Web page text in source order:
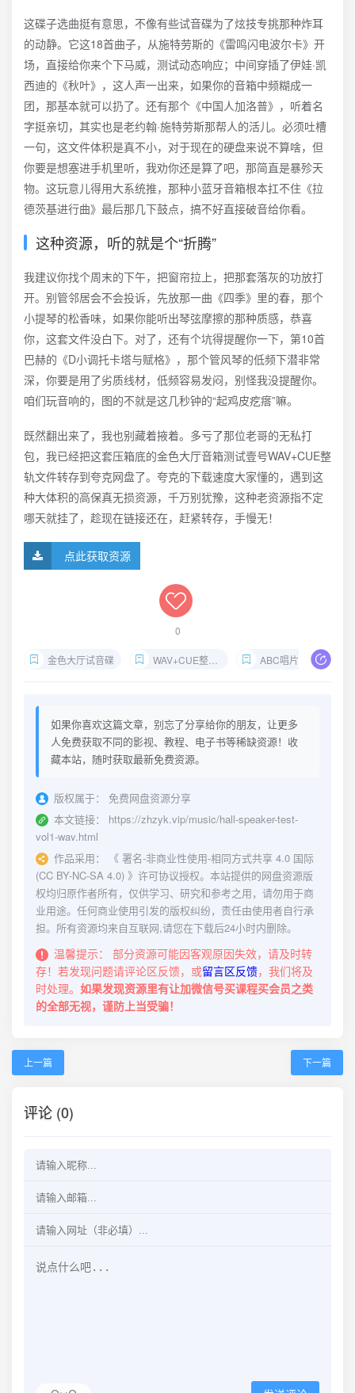
这碟子选曲挺有意思，不像有些试音碟为了炫技专挑那种炸耳
的动静。它这18首曲子，从施特劳斯的《雷鸣闪电波尔卡》开
场，直接给你来个下马威，测试动态响应；中间穿插了伊娃·凯
西迪的《秋叶》，这人声一出来，如果你的音箱中频糊成一
团，那基本就可以扔了。还有那个《中国人加洛普》，听着名
字挺亲切，其实也是老约翰·施特劳斯那帮人的活儿。必须吐槽
一句，这文件体积是真不小，对于现在的硬盘来说不算啥，但
你要是想塞进手机里听，我劝你还是算了吧，那简直是暴殄天
物。这玩意儿得用大系统推，那种小蓝牙音箱根本扛不住《拉
德茨基进行曲》最后那几下鼓点，搞不好直接破音给你看。
这种资源，听的就是个“折腾”
我建议你找个周末的下午，把窗帘拉上，把那套落灰的功放打
开。别管邻居会不会投诉，先放那一曲《四季》里的春，那个
小提琴的松香味，如果你能听出琴弦摩擦的那种质感，恭喜
你，这套文件没白下。对了，还有个坑得提醒你一下，第10首
巴赫的《D小调托卡塔与赋格》，那个管风琴的低频下潜非常
深，你要是用了劣质线材，低频容易发闷，别怪我没提醒你。
咱们玩音响的，图的不就是这几秒钟的“起鸡皮疙瘩”嘛。
既然翻出来了，我也别藏着掖着。多亏了那位老哥的无私打
包，我已经把这套压箱底的金色大厅音箱测试壹号WAV+CUE整
轨文件转存到夸克网盘了。夸克的下载速度大家懂的，遇到这
种大体积的高保真无损资源，千万别犹豫，这种老资源指不定
哪天就挂了，趁现在链接还在，赶紧转存，手慢无！
点此获取资源
0
金色大厅试音碟 WAV+CUE整轨下载 ABC唱片发烧碟
如果你喜欢这篇文章，别忘了分享给你的朋友，让更多
人免费获取不同的影视、教程、电子书等稀缺资源！收
藏本站，随时获取最新免费资源。
版权属于：
免费网盘资源分享
本文链接：
https://zhzyk.vip/music/hall-speaker-test-
vol1-wav.html
作品采用：
《 署名-非商业性使用-相同方式共享 4.0 国际
(CC BY-NC-SA 4.0) 》许可协议授权。本站提供的网盘资源版
权均归原作者所有，仅供学习、研究和参考之用，请勿用于商
业用途。任何商业使用引发的版权纠纷，责任由使用者自行承
担。所有资源均来自互联网,请您在下载后24小时内删除。
温馨提示：
部分资源可能因客观原因失效，请及时转
存！若发现问题请评论区反馈，或留言区反馈，我们将及
时处理。 如果发现资源里有让加微信号买课程买会员之类
的全部无视，谨防上当受骗！
上一篇 下一篇
评论 (0)